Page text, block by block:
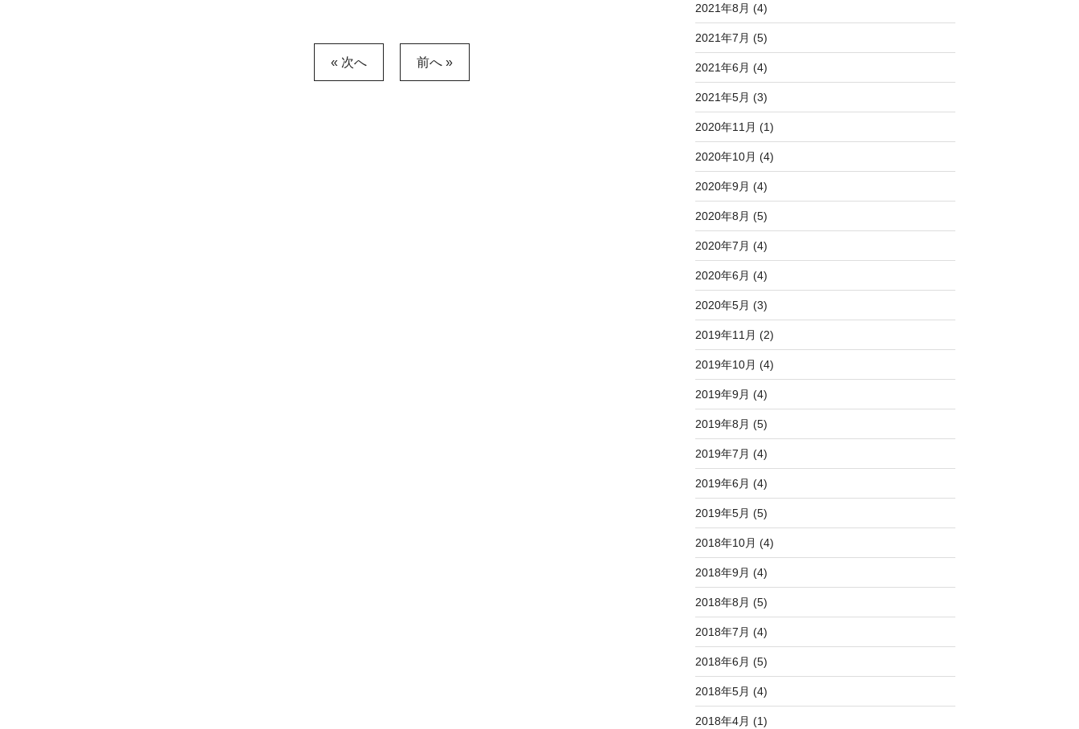
« 次へ 前へ »
2021年8月 (4)
2021年7月 (5)
2021年6月 (4)
2021年5月 (3)
2020年11月 (1)
2020年10月 (4)
2020年9月 (4)
2020年8月 (5)
2020年7月 (4)
2020年6月 (4)
2020年5月 (3)
2019年11月 (2)
2019年10月 (4)
2019年9月 (4)
2019年8月 (5)
2019年7月 (4)
2019年6月 (4)
2019年5月 (5)
2018年10月 (4)
2018年9月 (4)
2018年8月 (5)
2018年7月 (4)
2018年6月 (5)
2018年5月 (4)
2018年4月 (1)